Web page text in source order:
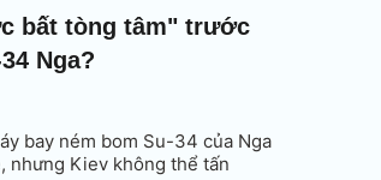
bất tòng tâm" trước
Nga?
bay ném bom Su-34 của Nga
nhưng Kiev không thể tấn